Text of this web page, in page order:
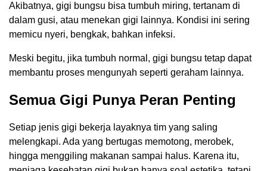
Akibatnya, gigi bungsu bisa tumbuh miring, tertanam di
dalam gusi, atau menekan gigi lainnya. Kondisi ini sering
memicu nyeri, bengkak, bahkan infeksi.
Meski begitu, jika tumbuh normal, gigi bungsu tetap dapat
membantu proses mengunyah seperti geraham lainnya.
Semua Gigi Punya Peran Penting
Setiap jenis gigi bekerja layaknya tim yang saling
melengkapi. Ada yang bertugas memotong, merobek,
hingga menggiling makanan sampai halus. Karena itu,